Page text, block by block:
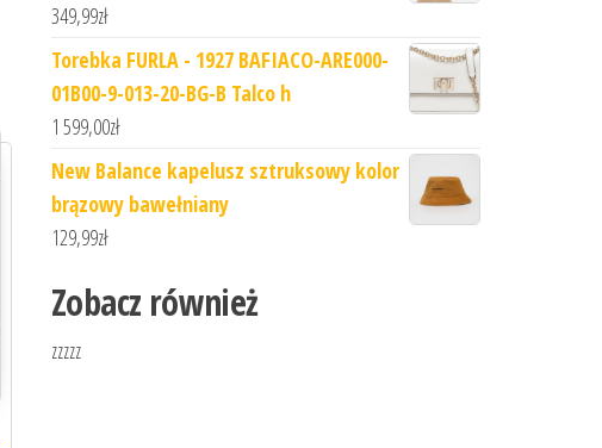
349,99zł
Torebka FURLA - 1927 BAFIACO-ARE000-
01B00-9-013-20-BG-B Talco h
1 599,00zł
New Balance kapelusz sztruksowy kolor
brązowy bawełniany
129,99zł
Zobacz również
zzzzz